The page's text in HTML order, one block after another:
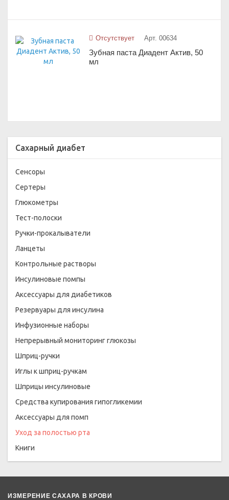
Отсутствует Арт. 00634
Зубная паста Диадент Актив, 50
мл
Сахарный диабет
Сенсоры
Сертеры
Глюкометры
Тест-полоски
Ручки-прокалыватели
Ланцеты
Контрольные растворы
Инсулиновые помпы
Аксессуары для диабетиков
Резервуары для инсулина
Инфузионные наборы
Непрерывный мониторинг глюкозы
Шприц-ручки
Иглы к шприц-ручкам
Шприцы инсулиновые
Средства купирования гипогликемии
Аксессуары для помп
Уход за полостью рта
Книги
ИЗМЕРЕНИЕ САХАРА В КРОВИ